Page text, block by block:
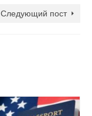
Следующий пост